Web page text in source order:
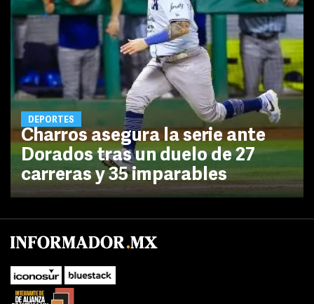
DEPORTES
Charros asegura la serie ante
Dorados tras un duelo de 27
carreras y 35 imparables